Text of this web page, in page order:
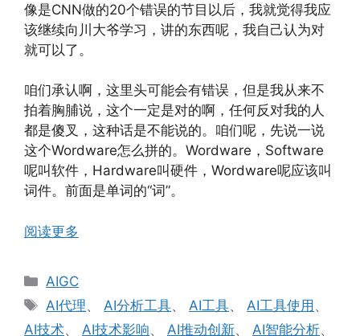
像是CNN做的20个错误的节目以后，我就觉得我应
该继续向川大爷学习，讲的东西呢，我自己认为对
就可以了。
咱们承认啊，这里头可能会有错误，但是我从来不
拍着胸脯说，这个一定是对的啊，任何反对我的人
都是傻叉，这种话是不能说的。咱们呢，先说一说
这个Wordware怎么拼的。Wordware，Software
呢叫软件，Hardware叫硬件，Wordware呢应该叫
词件。前面是单词的“词”。
阅读更多
分
类
AIGC
标
签
AI代理、 AI分析工具、 AI工具、 AI工具使用 、
AI技术、 AI技术影响、 AI推动创新、 AI智能分析、